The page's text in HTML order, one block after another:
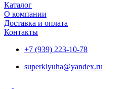
Каталог
О компании
Доставка и оплата
Контакты
+7 (939) 223-10-78
superklyuha@yandex.ru